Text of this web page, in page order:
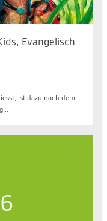
Evangelisch
ist dazu nach dem